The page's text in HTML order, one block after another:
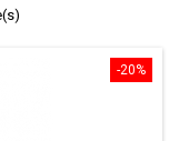
-20%